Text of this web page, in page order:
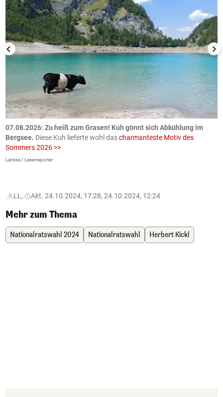
07.08.2026: Zu heiß zum Grasen! Kuh gönnt sich Abkühlung im
Bergsee. Diese Kuh lieferte wohl dascharmanteste Motiv des
Sommers 2026 >>
Larissa / Leserreporter
LL, Akt. 24.10.2024, 17:28, 24.10.2024, 12:24
Mehr zum Thema
Nationalratswahl 2024 Nationalratswahl Herbert Kickl